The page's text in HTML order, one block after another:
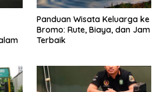
Panduan Wisata Keluarga ke
Bromo: Rute, Biaya, dan Jam
Terbaik